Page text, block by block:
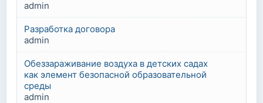
admin
Разработка договора
admin
Обеззараживание воздуха в детских садах
как элемент безопасной образовательной
среды
admin